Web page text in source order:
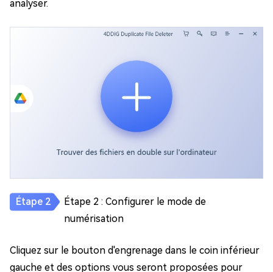
analyser.
Étape 2 : Configurer le mode de
numérisation
Cliquez sur le bouton d'engrenage dans le coin inférieur
gauche et des options vous seront proposées pour